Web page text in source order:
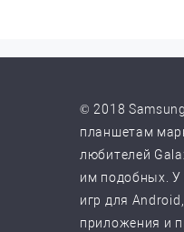
© 2018
планшетам
любителей
им подобных. У
игр для
приложения и